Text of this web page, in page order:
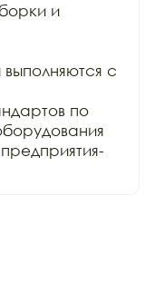
и
с
по